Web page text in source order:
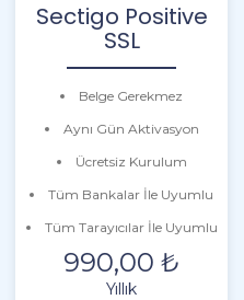
Sectigo Positive
SSL
Belge Gerekmez
Aynı Gün Aktivasyon
Ücretsiz Kurulum
Tüm Bankalar İle Uyumlu
Tüm Tarayıcılar İle Uyumlu
990,00 ₺
Yıllık